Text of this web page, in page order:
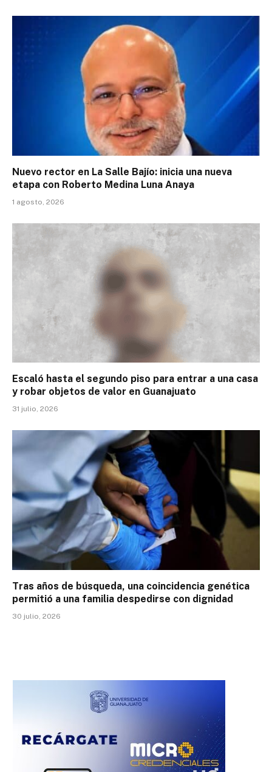
Nuevo rector en La Salle Bajío: inicia una nueva
etapa con Roberto Medina Luna Anaya
1 agosto, 2026
Escaló hasta el segundo piso para entrar a una casa
y robar objetos de valor en Guanajuato
31 julio, 2026
Tras años de búsqueda, una coincidencia genética
permitió a una familia despedirse con dignidad
30 julio, 2026